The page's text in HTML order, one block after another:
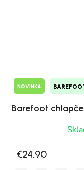
NOVINKA
Barefoot
€24,90